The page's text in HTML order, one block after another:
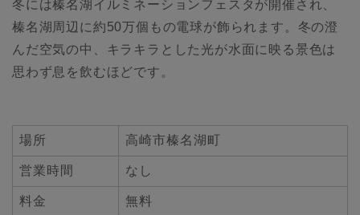
冬には榛名湖イルミネーションフェスタが開催され、
榛名湖周辺に約50万個もの電球が飾られます。冬の澄
んだ空気の中、キラキラとした光が水面に映る景色は
思わず息を飲むほどです。
場所 高崎市榛名湖町
営業時間 なし
料金 無料